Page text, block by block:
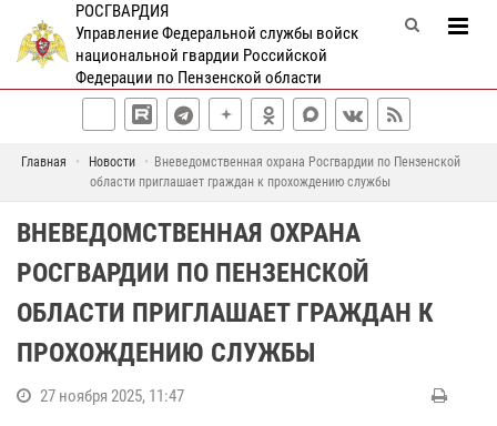
РОСГВАРДИЯ
Управление Федеральной службы войск
национальной гвардии Российской
Федерации по Пензенской области
Главная Новости
Вневедомственная охрана Росгвардии по Пензенской
области приглашает граждан к прохождению службы
ВНЕВЕДОМСТВЕННАЯ ОХРАНА
РОСГВАРДИИ ПО ПЕНЗЕНСКОЙ
ОБЛАСТИ ПРИГЛАШАЕТ ГРАЖДАН К
ПРОХОЖДЕНИЮ СЛУЖБЫ
27 ноября 2025, 11:47